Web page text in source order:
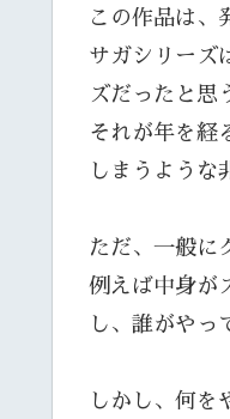
この作品は、
サガシリーズ
ズだったと思
それが年を経
しまうような
ただ、一般に
例えば中身が
し、誰がやっ
しかし、何を